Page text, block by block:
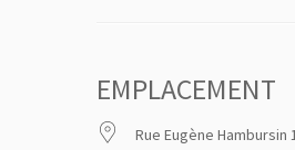
EMPLACEMENT
Rue Eugène Hambursin